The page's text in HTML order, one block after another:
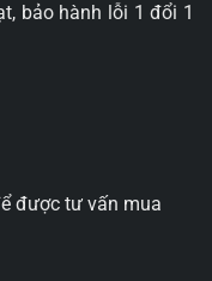
bảo hành lỗi 1 đổi 1
được tư vấn mua